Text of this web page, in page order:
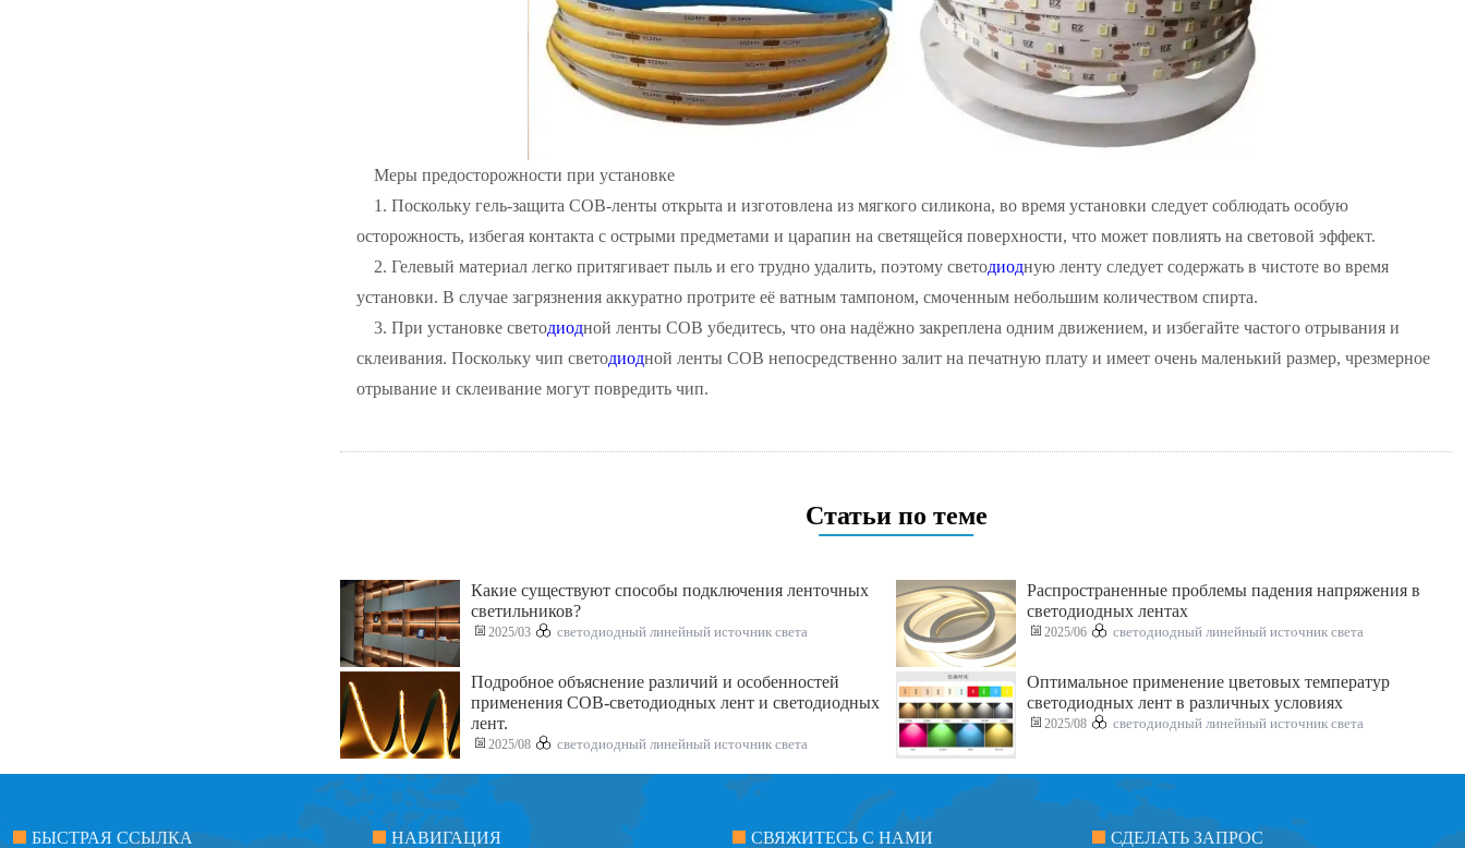
Меры предосторожности при установке
1. Поскольку гель-защита COB-ленты открыта и изготовлена из мягкого силикона, во время установки следует соблюдать особую
осторожность, избегая контакта с острыми предметами и царапин на светящейся поверхности, что может повлиять на световой эффект.
2. Гелевый материал легко притягивает пыль и его трудно удалить, поэтому светодиодную ленту следует содержать в чистоте во время
установки. В случае загрязнения аккуратно протрите её ватным тампоном, смоченным небольшим количеством спирта.
3. При установке светодиодной ленты COB убедитесь, что она надёжно закреплена одним движением, и избегайте частого отрывания и
склеивания. Поскольку чип светодиодной ленты COB непосредственно залит на печатную плату и имеет очень маленький размер, чрезмерное
отрывание и склеивание могут повредить чип.
Статьи по теме
Какие существуют способы подключения ленточных
светильников?
2025/03 светодиодный линейный источник света
Распространенные проблемы падения напряжения в
светодиодных лентах
2025/06 светодиодный линейный источник света
Подробное объяснение различий и особенностей
применения COB-светодиодных лент и светодиодных
лент.
2025/08 светодиодный линейный источник света
Оптимальное применение цветовых температур
светодиодных лент в различных условиях
2025/08 светодиодный линейный источник света
БЫСТРАЯ ССЫЛКА
НАВИГАЦИЯ
СВЯЖИТЕСЬ С НАМИ
СДЕЛАТЬ ЗАПРОС